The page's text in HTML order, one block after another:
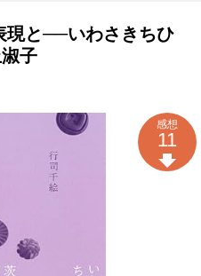
現と──いわさきちひ
子
感想
11